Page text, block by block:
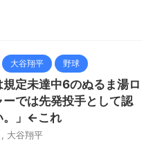
大谷翔平 野球
定未達中6のぬるま湯ロ
ーでは先発投手として認
。」←これ
大谷翔平